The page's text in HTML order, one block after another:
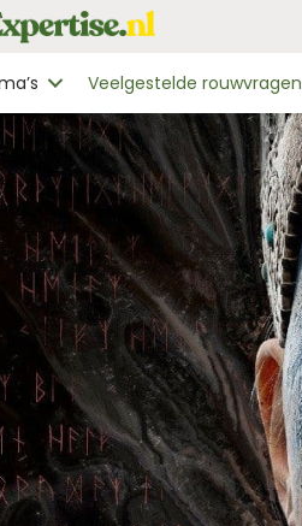
Veelgestelde rouwvragen